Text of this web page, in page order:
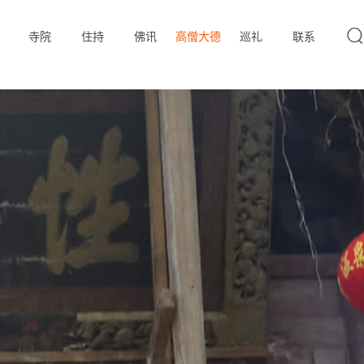

寺院 住持 佛讯 高僧
高僧大德 巡礼 联系 
